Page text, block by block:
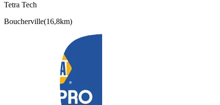
Tetra Tech
Boucherville(16,8km)